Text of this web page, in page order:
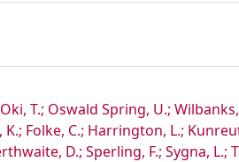
T.; Oswald Spring, U.; Wilbanks,
Folke, C.; Harrington, L.;
D.; Sperling, F.; Sygna, L.;